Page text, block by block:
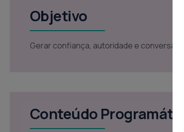
Objetivo
Gerar confiança, autoridade e conversão.
Conteúdo Programático